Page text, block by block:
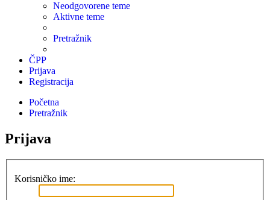
Neodgovorene teme
Aktivne teme
Pretražnik
ČPP
Prijava
Registracija
Početna
Pretražnik
Prijava
Korisničko ime: